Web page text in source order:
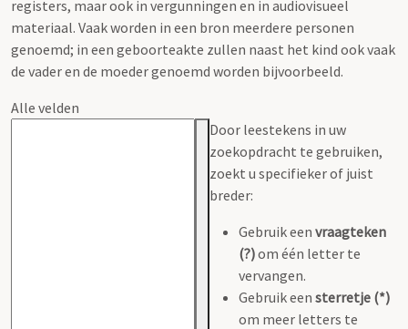
registers, maar ook in vergunningen en in audiovisueel
materiaal. Vaak worden in een bron meerdere personen
genoemd; in een geboorteakte zullen naast het kind ook vaak
de vader en de moeder genoemd worden bijvoorbeeld.
Alle velden
Door leestekens in uw
zoekopdracht te gebruiken,
zoekt u specifieker of juist
breder:
Gebruik een vraagteken
(?)om één letter te
vervangen.
Gebruik een sterretje (*)
om meer letters te